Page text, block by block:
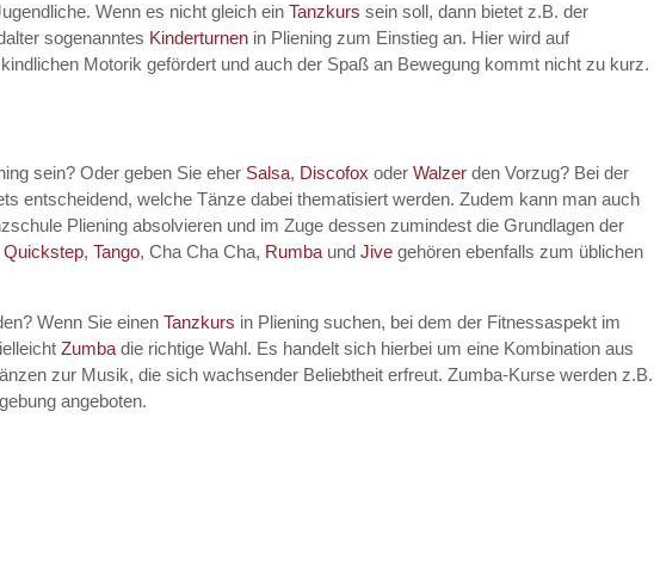
Wenn es nicht gleich ein Tanzkurs sein soll, dann bietet z.B. der
sogenanntes Kinderturnen in Pliening zum Einstieg an. Hier wird auf
Motorik gefördert und auch der Spaß an Bewegung kommt nicht zu kurz.
sein? Oder geben Sie eher Salsa, Discofox oder Walzer den Vorzug? Bei der
entscheidend, welche Tänze dabei thematisiert werden. Zudem kann man auch
Pliening absolvieren und im Zuge dessen zumindest die Grundlagen der
Quickstep, Tango, Cha Cha Cha, Rumba und Jive gehören ebenfalls zum üblichen
Wenn Sie einen Tanzkurs in Pliening suchen, bei dem der Fitnessaspekt im
Zumba die richtige Wahl. Es handelt sich hierbei um eine Kombination aus
zur Musik, die sich wachsender Beliebtheit erfreut. Zumba-Kurse werden z.B.
angeboten.